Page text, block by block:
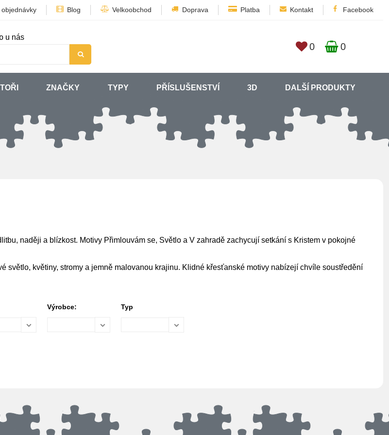
objednávky Blog Velkoobchod Doprava Platba Kontakt Facebook
u nás
0 0
ZNAČKY TYPY PŘÍSLUŠENSTVÍ 3D DALŠÍ PRODUKTY
naději a blízkost. Motivy Přimlouvám se, Světlo a V zahradě zachycují setkání s Kristem v pokojné
světlo, květiny, stromy a jemně malovanou krajinu. Klidné křesťanské motivy nabízejí chvíle soustředění
Výrobce: Typ